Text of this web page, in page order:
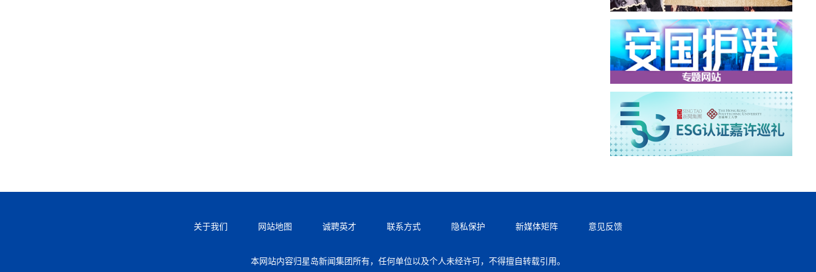
关于我们 网站地图 诚聘英才 联系方式 隐私保护 新媒体矩阵 意见反馈
本网站内容归星岛新闻集团所有，任何单位以及个人未经许可，不得擅自转载引用。